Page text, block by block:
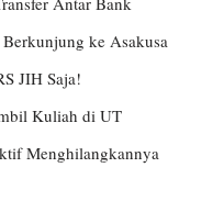
ke Asakusa
JIH Saja!
Kuliah di UT
Menghilangkannya